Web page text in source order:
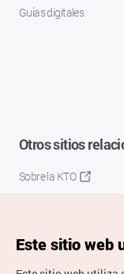
Guías digitales
Otros sitios
Sobre la KTO
Este sitio web